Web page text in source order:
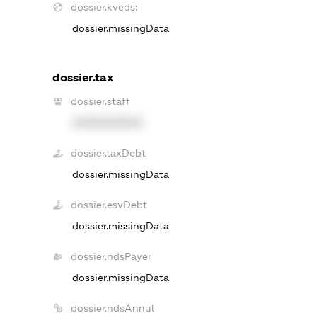
dossier.kveds:
dossier.missingData
dossier.tax
dossier.staff
dossier.taxDebt
dossier.missingData
dossier.esvDebt
dossier.missingData
dossier.ndsPayer
dossier.missingData
dossier.ndsAnnul